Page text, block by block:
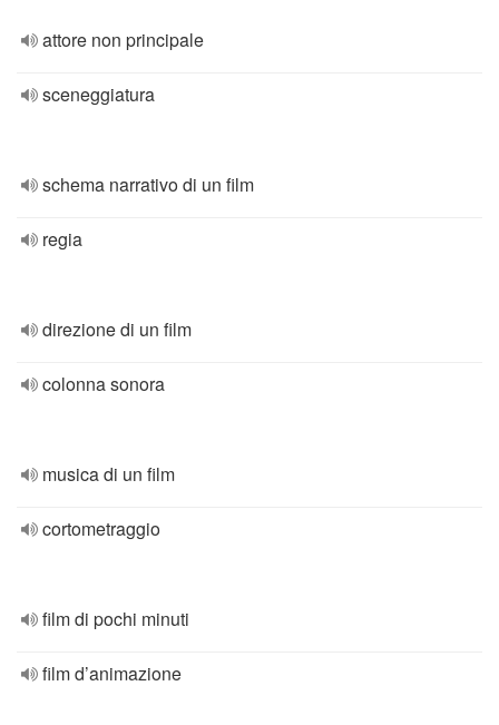
attore non principale
sceneggiatura
schema narrativo di un film
regia
direzione di un film
colonna sonora
musica di un film
cortometraggio
film di pochi minuti
film d’animazione